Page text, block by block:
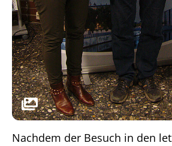
Nachdem der Besuch in den